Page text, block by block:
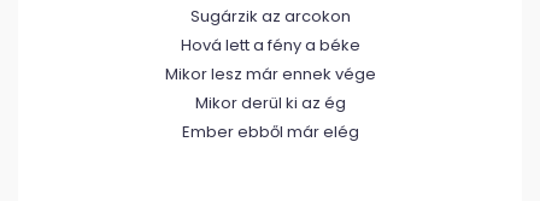
Sugárzik az arcokon
Hová lett a fény a béke
Mikor lesz már ennek vége
Mikor derül ki az ég
Ember ebből már elég